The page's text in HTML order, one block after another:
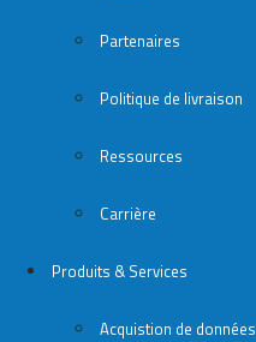
Partenaires
Politique de livraison
Ressources
Carrière
Produits & Services
Acquistion de données